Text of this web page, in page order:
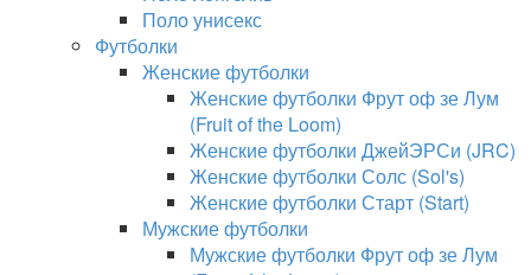
Поло унисекс
Футболки
Женские футболки
Женские футболки Фрут оф зе Лум
(Fruit of the Loom)
Женские футболки ДжейЭРСи (JRC)
Женские футболки Солс (Sol's)
Женские футболки Старт (Start)
Мужские футболки
Мужские футболки Фрут оф зе Лум